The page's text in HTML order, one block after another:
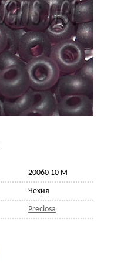
20060 10 М
Чехия
Preciosa